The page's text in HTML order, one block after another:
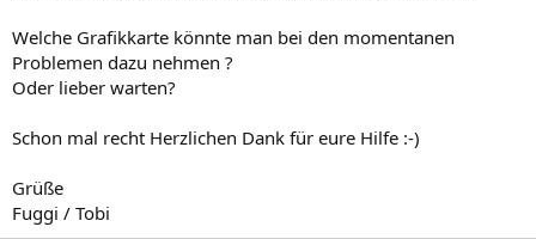
Welche Grafikkarte könnte man bei den momentanen
Problemen dazu nehmen ?
Oder lieber warten?
Schon mal recht Herzlichen Dank für eure Hilfe :-)
Grüße
Fuggi / Tobi